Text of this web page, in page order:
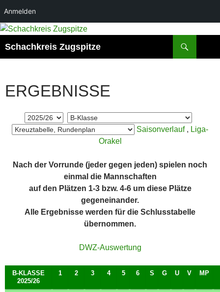
Anmelden
Zum
springen
Schachkreis Zugspitze
ERGEBNISSE
Saisonverlauf, Liga-
Orakel
Nach der Vorrunde (jeder gegen jeden) spielen noch
einmal die Mannschaften
auf den Plätzen 1-3 bzw. 4-6 um diese Plätze
gegeneinander.
Alle Ergebnisse werden für die Schlusstabelle
übernommen.
DWZ-Auswertung
B-KLASSE
2025/26
1 2 3 4 5 6 S G U V MP